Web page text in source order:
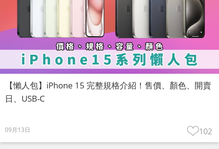
【懶人包】iPhone 15 完整規格介紹！售價、顏色、開賣
日、USB-C
09月13日 102